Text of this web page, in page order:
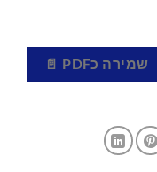
שמירה כPDF 📄